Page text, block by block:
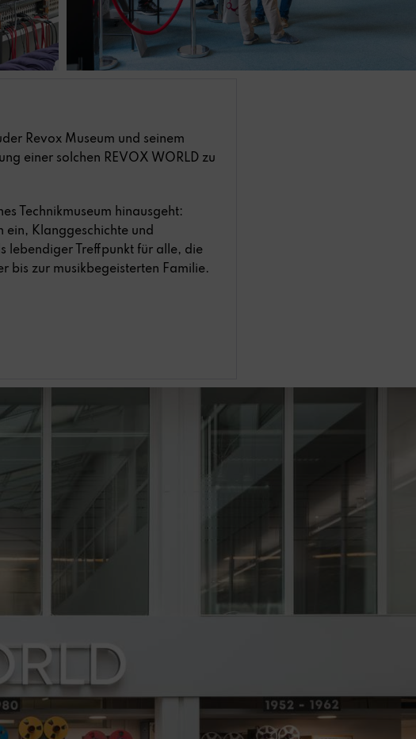
Revox Museum und seinem
einer solchen REVOX WORLD zu
Technikmuseum hinausgeht:
ein, Klanggeschichte und
lebendiger Treffpunkt für alle, die
bis zur musikbegeisterten Familie.